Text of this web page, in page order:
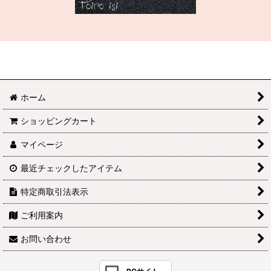
ホーム
ショッピングカート
マイページ
最近チェックしたアイテム
特定商取引法表示
ご利用案内
お問い合わせ